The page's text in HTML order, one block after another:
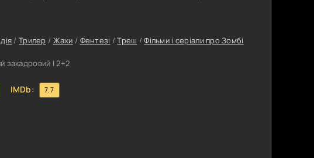
на новий рівень, стають більш непередбачуваними. Для
одразу ж після повернення
/Трилер / Жахи / Фентезі /Треш /Фільми і серіали про Зомбі
закадровий | 2+2
IMDb: 7.7